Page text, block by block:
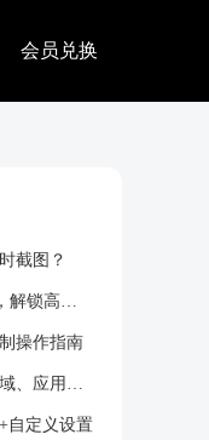
会员兑换
截图？
录屏教程：GIF动图怎么制作，解锁高效创...
操作指南
录屏模式选择指南：全屏、区域、应用窗口怎...
自定义设置